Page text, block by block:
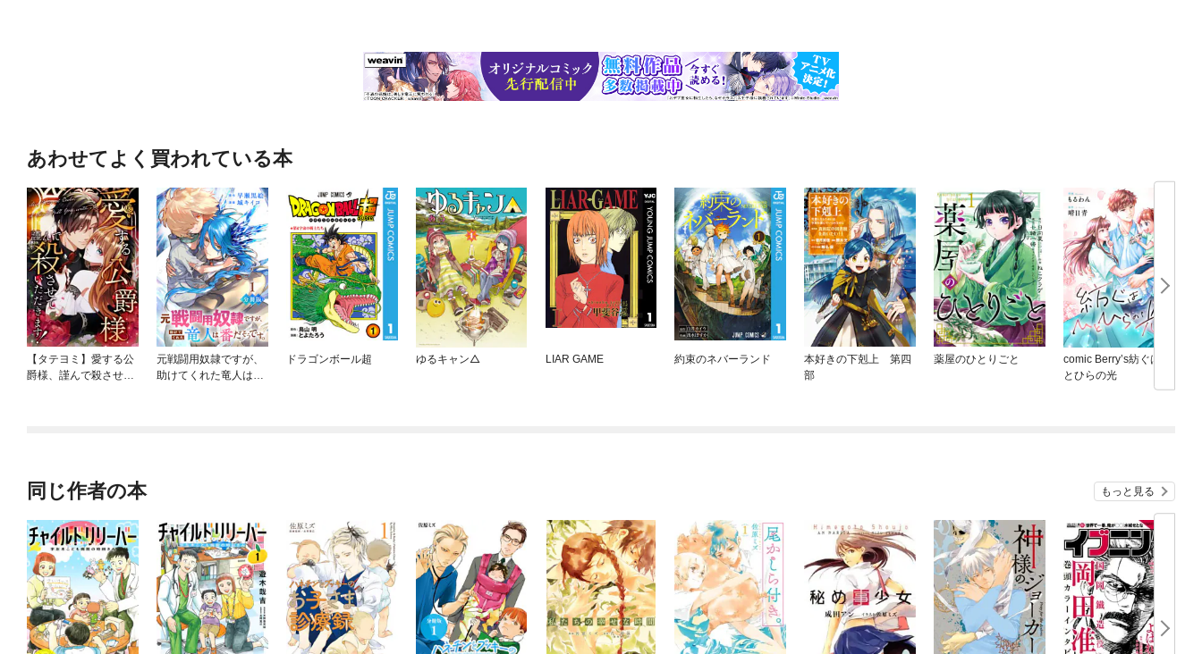
あわせてよく買われている本
【タテヨミ】愛する公
爵様、謹んで殺させて
元戦闘用奴隷ですが、
助けてくれた竜人は番
ドラゴンボール超 ゆるキャン△ LIAR GAME 約束のネバーランド
本好きの下剋上 第四
部
薬屋のひとりごと
comic Berry’s紡ぐはひ
とひらの光
同じ作者の本 もっと見る